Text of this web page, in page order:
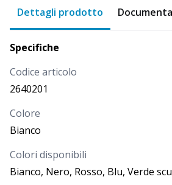
11,000€
Più di 717
CODICE
2640210
PREZZO
11
Dettagli prodotto
Specifiche
Codice articolo
2640201
Colore
Bianco
Colori disponibili
Bianco, Nero, Rosso, Blu, Verde